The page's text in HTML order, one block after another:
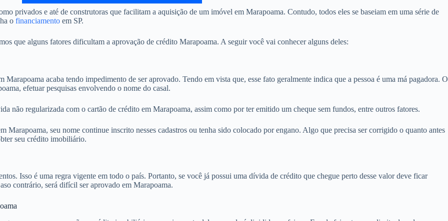
privados e até de construtoras que facilitam a aquisição de um imóvel em Marapoama. Contudo, todos eles se baseiam em uma série de
o financiamento em SP.
que alguns fatores dificultam a aprovação de crédito Marapoama. A seguir você vai conhecer alguns deles:
acaba tendo impedimento de ser aprovado. Tendo em vista que, esse fato geralmente indica que a pessoa é uma má pagadora. O
efetuar pesquisas envolvendo o nome do casal.
não regularizada com o cartão de crédito em Marapoama, assim como por ter emitido um cheque sem fundos, entre outros fatores.
Marapoama, seu nome continue inscrito nesses cadastros ou tenha sido colocado por engano. Algo que precisa ser corrigido o quanto antes
seu crédito imobiliário.
Isso é uma regra vigente em todo o país. Portanto, se você já possui uma dívida de crédito que chegue perto desse valor deve ficar
contrário, será difícil ser aprovado em Marapoama.